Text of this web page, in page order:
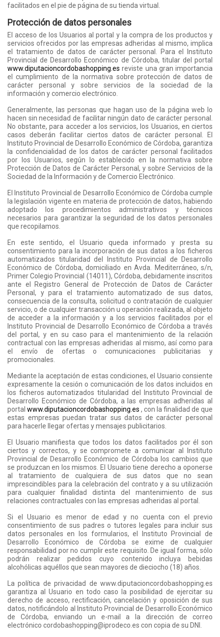
facilitados en el pie de página de su tienda virtual.
Protección de datos personales
El acceso de los Usuarios al portal y la compra de los productos y
servicios ofrecidos por las empresas adheridas al mismo, implica
el tratamiento de datos de carácter personal. Para el Instituto
Provincial de Desarrollo Económico de Córdoba, titular del portal
www.diputacioncordobashopping.es reviste una gran importancia
el cumplimiento de la normativa sobre protección de datos de
carácter personal y sobre servicios de la sociedad de la
información y comercio electrónico.
Generalmente, las personas que hagan uso de la página web lo
hacen sin necesidad de facilitar ningún dato de carácter personal.
No obstante, para acceder a los servicios, los Usuarios, en ciertos
casos deberán facilitar ciertos datos de carácter personal. El
Instituto Provincial de Desarrollo Económico de Córdoba, garantiza
la confidencialidad de los datos de carácter personal facilitados
por los Usuarios, según lo establecido en la normativa sobre
Protección de Datos de Carácter Personal, y sobre Servicios de la
Sociedad de la Información y de Comercio Electrónico.
El Instituto Provincial de Desarrollo Económico de Córdoba cumple
la legislación vigente en materia de protección de datos, habiendo
adoptado los procedimientos administrativos y técnicos
necesarios para garantizar la seguridad de los datos personales
que recopilamos.
En este sentido, el Usuario queda informado y presta su
consentimiento para la incorporación de sus datos a los ficheros
automatizados titularidad del Instituto Provincial de Desarrollo
Económico de Córdoba, domiciliado en Avda. Mediterráneo, s/n,
Primer Colegio Provincial (14011), Córdoba, debidamente inscritos
ante el Registro General de Protección de Datos de Carácter
Personal, y para el tratamiento automatizado de sus datos,
consecuencia de la consulta, solicitud o contratación de cualquier
servicio, o de cualquier transacción u operación realizada, al objeto
de acceder a la información y a los servicios facilitados por el
Instituto Provincial de Desarrollo Económico de Córdoba a través
del portal, y en su caso para el mantenimiento de la relación
contractual con las empresas adheridas al mismo, así como para
el envío de ofertas o comunicaciones publicitarias y
promocionales.
Mediante la aceptación de estas condiciones, el Usuario consiente
expresamente la cesión o comunicación de los datos incluidos en
los ficheros automatizados titularidad del Instituto Provincial de
Desarrollo Económico de Córdoba, a las empresas adheridas al
portal www.diputacioncordobashopping.es , con la finalidad de que
estas empresas puedan tratar sus datos de carácter personal
para hacerle llegar ofertas y mensajes publicitarios.
El Usuario manifiesta que todos los datos facilitados por él son
ciertos y correctos, y se compromete a comunicar al Instituto
Provincial de Desarrollo Económico de Córdoba los cambios que
se produzcan en los mismos. El Usuario tiene derecho a oponerse
al tratamiento de cualquiera de sus datos que no sean
imprescindibles para la celebración del contrato y a su utilización
para cualquier finalidad distinta del mantenimiento de sus
relaciones contractuales con las empresas adheridas al portal.
Si el Usuario es menor de edad y no cuenta con el previo
consentimiento de sus padres o tutores legales para incluir sus
datos personales en los formularios, el Instituto Provincial de
Desarrollo Económico de Córdoba se exime de cualquier
responsabilidad por no cumplir este requisito. De igual forma, sólo
podrán realizar pedidos cuyo contenido incluya bebidas
alcohólicas aquéllos que sean mayores de dieciocho (18) años.
La política de privacidad de www.diputacioncordobashopping.es
garantiza al Usuario en todo caso la posibilidad de ejercitar su
derecho de acceso, rectificación, cancelación y oposición de sus
datos, notificándolo al Instituto Provincial de Desarrollo Económico
de Córdoba, enviando un e-mail a la dirección de correo
electrónico cordobashopping@iprodeco.es con copia de su DNI.